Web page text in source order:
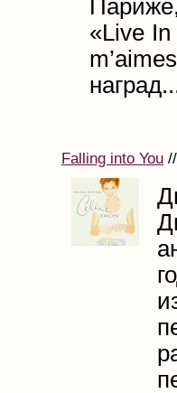
«Live In
Falling into You